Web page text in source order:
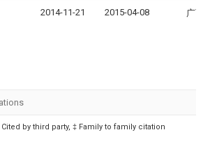
2014-11-21 2015-04-08 广西
by third party, ‡ Family to family citation